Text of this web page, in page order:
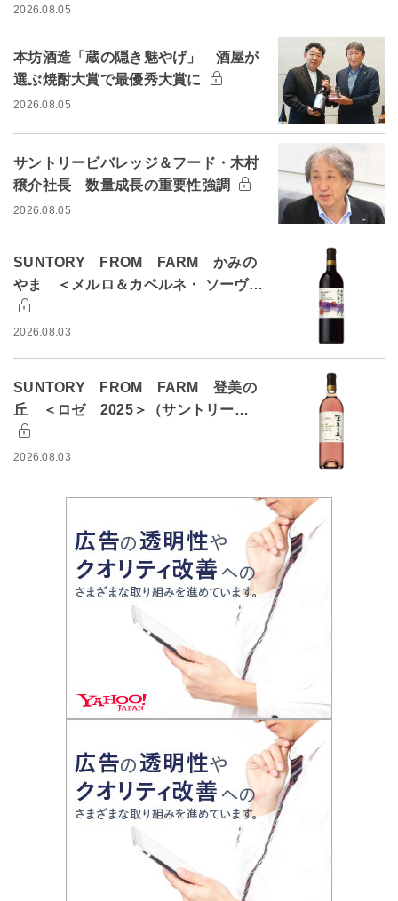
2026.08.05
本坊酒造「蔵の隠き魅やげ」 酒屋が
選ぶ焼酎大賞で最優秀大賞に
2026.08.05
サントリービバレッジ＆フード・木村
穣介社長 数量成長の重要性強調
2026.08.05
SUNTORY FROM FARM かみの
やま ＜メルロ＆カベルネ・ ソーヴ…
2026.08.03
SUNTORY FROM FARM 登美の
丘 ＜ロゼ 2025＞（サントリー…
2026.08.03